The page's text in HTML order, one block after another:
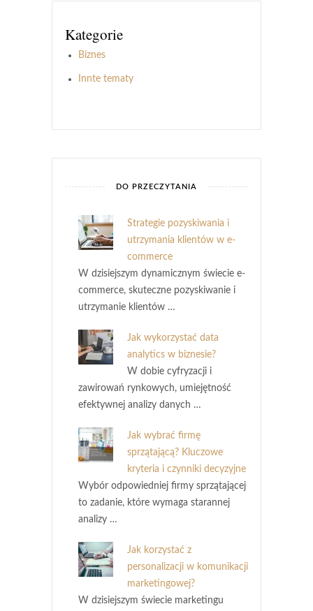
Kategorie
Biznes
Innte tematy
DO PRZECZYTANIA
Strategie pozyskiwania i
utrzymania klientów w e-
commerce
W dzisiejszym dynamicznym świecie e-
commerce, skuteczne pozyskiwanie i
utrzymanie klientów …
Jak wykorzystać data
analytics w biznesie?
W dobie cyfryzacji i
zawirowań rynkowych, umiejętność
efektywnej analizy danych …
Jak wybrać firmę
sprzątającą? Kluczowe
kryteria i czynniki decyzyjne
Wybór odpowiedniej firmy sprzątającej
to zadanie, które wymaga starannej
analizy …
Jak korzystać z
personalizacji w komunikacji
marketingowej?
W dzisiejszym świecie marketingu